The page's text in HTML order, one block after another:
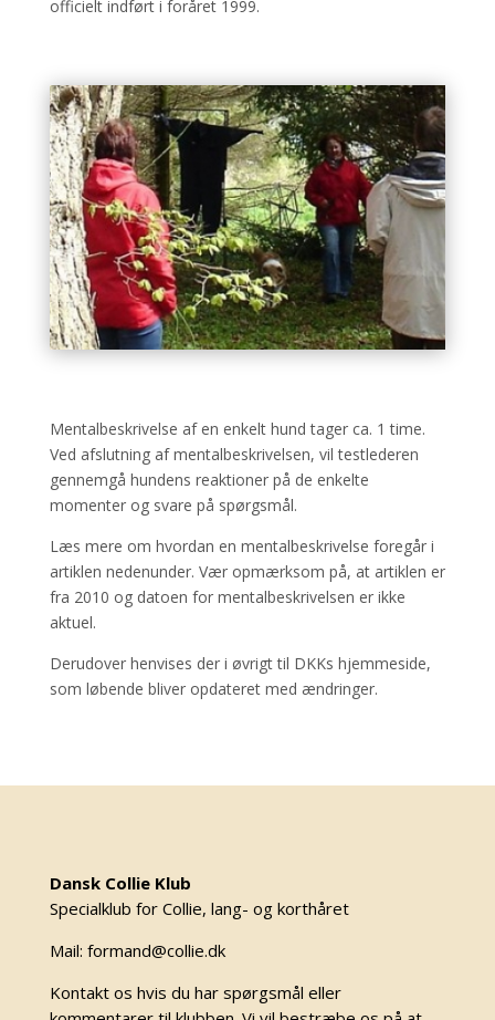
officielt indført i foråret 1999.
Mentalbeskrivelse af en enkelt hund tager ca. 1 time.
Ved afslutning af mentalbeskrivelsen, vil testlederen
gennemgå hundens reaktioner på de enkelte
momenter og svare på spørgsmål.
Læs mere om hvordan en mentalbeskrivelse foregår i
artiklen nedenunder. Vær opmærksom på, at artiklen er
fra 2010 og datoen for mentalbeskrivelsen er ikke
aktuel.
Derudover henvises der i øvrigt til DKKs hjemmeside,
som løbende bliver opdateret med ændringer.
Dansk Collie Klub
Specialklub for Collie, lang- og korthåret
Mail: formand@collie.dk
Kontakt os hvis du har spørgsmål eller